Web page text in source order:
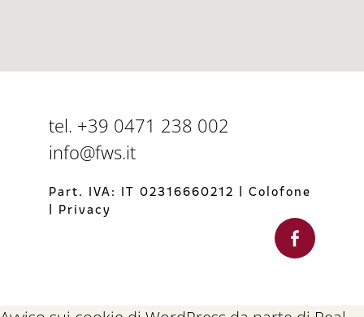
tel. +39 0471 238 002
info@fws.it
Part. IVA: IT 02316660212 | Colofone
| Privacy